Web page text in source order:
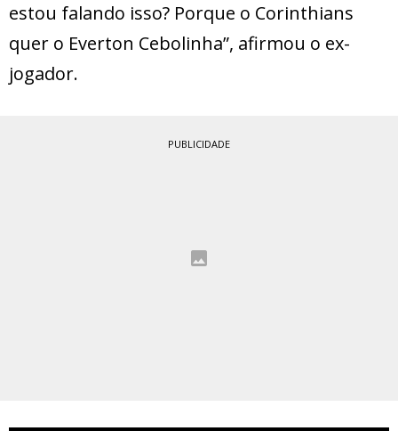
estou falando isso? Porque o Corinthians
quer o Everton Cebolinha”, afirmou o ex-
jogador.
PUBLICIDADE